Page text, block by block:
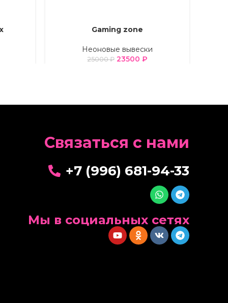
ВЫБЕРИТЕ ПАРАМЕТРЫ
Gaming zone
Неоновые вывески
25000₽ 23500 ₽
Cвязаться с нами
+7 (996) 681-94-33
Мы в социальных сетях